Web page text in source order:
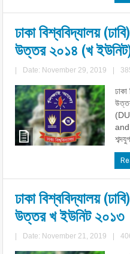
ঢাকা বিশ্ববিদ্যালয়
উত্তর ২০১৪ (খ
Date: November 29, 2019
and
ঢাকা বিশ্ববিদ্যালয়
উত্তর খ ইউনিট ২০১৩
Date: November 21, 2019